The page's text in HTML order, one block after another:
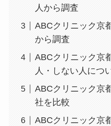
人から調査
ABCクリニック京
から調査
ABCクリニック京
人・しない人につ
ABCクリニック京
社を比較
ABCクリニック京